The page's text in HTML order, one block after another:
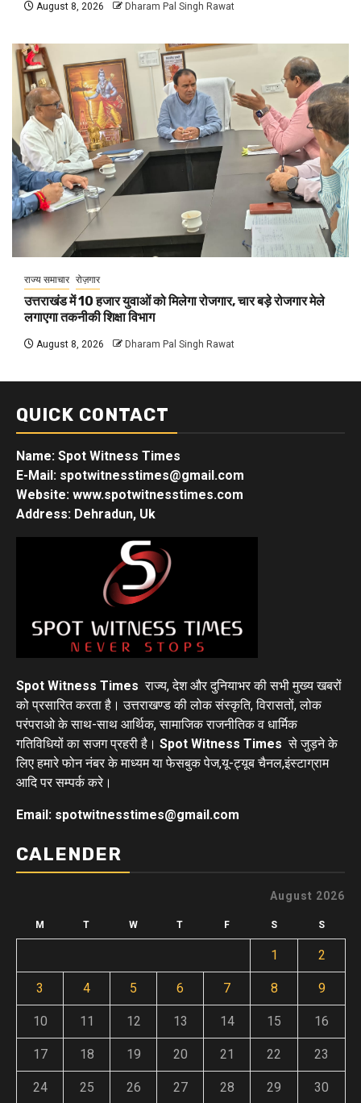
August 8, 2026 Dharam Pal Singh Rawat
राज्य समाचार रोज़गार
उत्तराखंड में 10 हजार युवाओं को मिलेगा रोजगार, चार बड़े रोजगार मेले
लगाएगा तकनीकी शिक्षा विभाग
August 8, 2026 Dharam Pal Singh Rawat
QUICK CONTACT
Name: Spot Witness Times
E-Mail: spotwitnesstimes@gmail.com
Website: www.spotwitnesstimes.com
Address: Dehradun, Uk
Spot Witness Times राज्य, देश और दुनियाभर की सभी मुख्य खबरों
को प्रसारित करता है। उत्तराखण्ड की लोक संस्कृति, विरासतों, लोक
परंपराओ के साथ-साथ आर्थिक, सामाजिक राजनीतिक व धार्मिक
गतिविधियों का सजग प्रहरी है। Spot Witness Times से जुड़ने के
लिए हमारे फोन नंबर के माध्यम या फेसबुक पेज,यू-ट्यूब चैनल,इंस्टाग्राम
आदि पर सम्पर्क करे।
Email: spotwitnesstimes@gmail.com
CALENDER
August 2026
M T W T F S S
1 2
3 4 5 6 7 8 9
10 11 12 13 14 15 16
17 18 19 20 21 22 23
24 25 26 27 28 29 30